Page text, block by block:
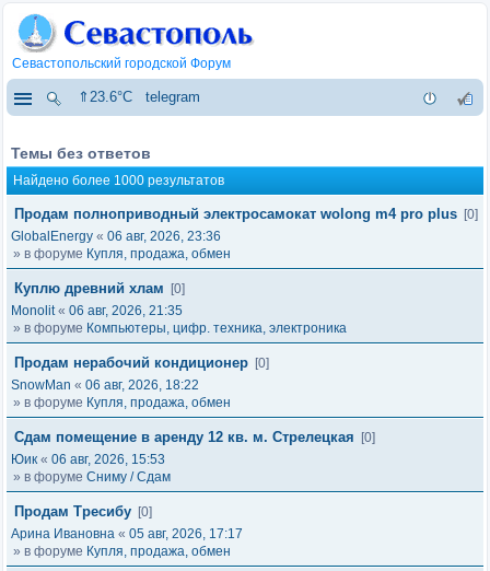
Севастопольский городской Форум
⇑23.6°C telegram
Темы без ответов
Найдено более 1000 результатов
Продам полноприводный электросамокат wolong m4 pro plus [0]
GlobalEnergy « 06 авг, 2026, 23:36
» в форуме Купля, продажа, обмен
Куплю древний хлам
[0]
Monolit« 06 авг, 2026, 21:35
» в форуме Компьютеры, цифр. техника, электроника
Продам нерабочий кондиционер [0]
SnowMan « 06 авг, 2026, 18:22
» в форуме Купля, продажа, обмен
Сдам помещение в аренду 12 кв. м. Стрелецкая
[0]
Юик « 06 авг, 2026, 15:53
» в форуме Сниму / Сдам
Продам Тресибу [0]
Арина Ивановна « 05 авг, 2026, 17:17
» в форуме Купля, продажа, обмен